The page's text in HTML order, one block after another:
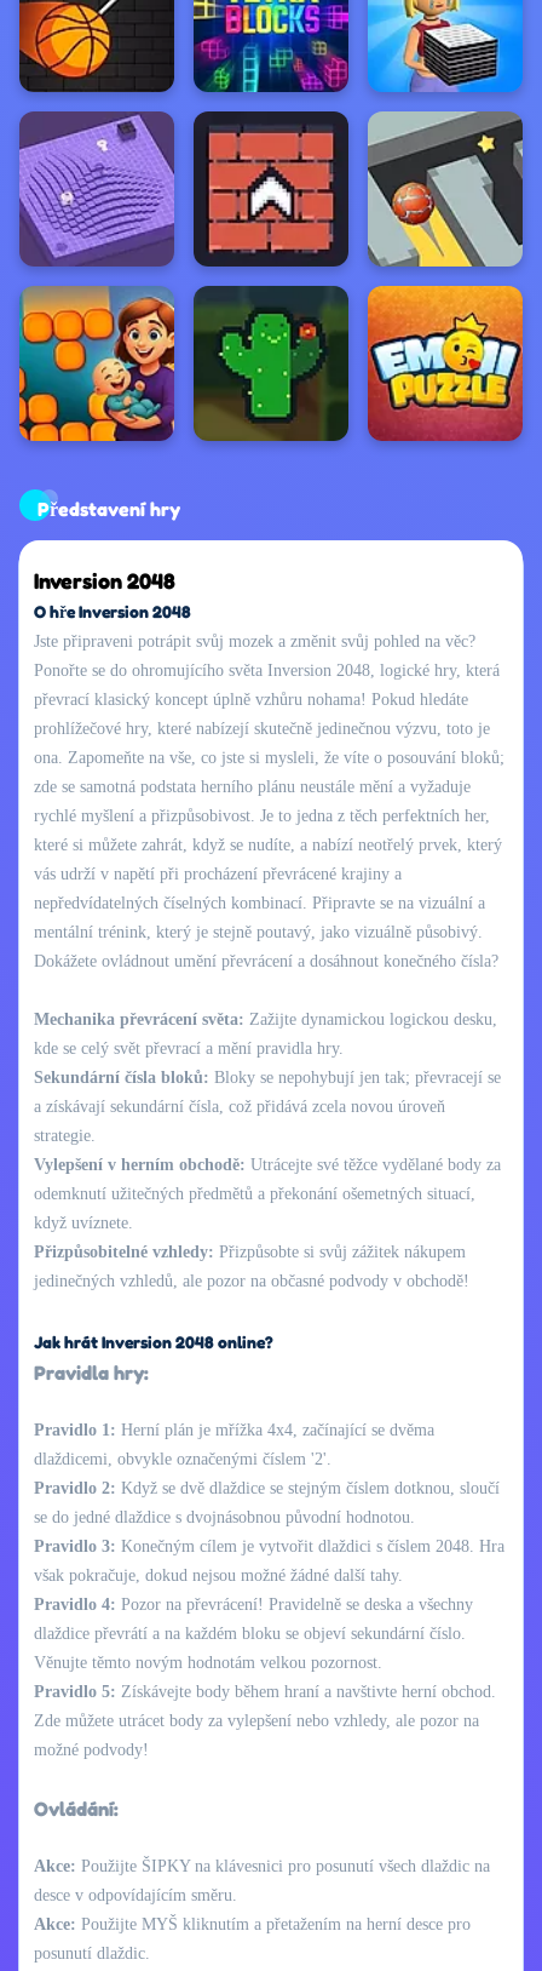
Představení hry
Inversion 2048
O hře Inversion 2048
Jste připraveni potrápit svůj mozek a změnit svůj pohled na věc?
Ponořte se do ohromujícího světa Inversion 2048, logické hry, která
převrací klasický koncept úplně vzhůru nohama! Pokud hledáte
prohlížečové hry, které nabízejí skutečně jedinečnou výzvu, toto je
ona. Zapomeňte na vše, co jste si mysleli, že víte o posouvání bloků;
zde se samotná podstata herního plánu neustále mění a vyžaduje
rychlé myšlení a přizpůsobivost. Je to jedna z těch perfektních her,
které si můžete zahrát, když se nudíte, a nabízí neotřelý prvek, který
vás udrží v napětí při procházení převrácené krajiny a
nepředvídatelných číselných kombinací. Připravte se na vizuální a
mentální trénink, který je stejně poutavý, jako vizuálně působivý.
Dokážete ovládnout umění převrácení a dosáhnout konečného čísla?
Mechanika převrácení světa: Zažijte dynamickou logickou desku,
kde se celý svět převrací a mění pravidla hry.
Sekundární čísla bloků: Bloky se nepohybují jen tak; převracejí se
a získávají sekundární čísla, což přidává zcela novou úroveň
strategie.
Vylepšení v herním obchodě: Utrácejte své těžce vydělané body za
odemknutí užitečných předmětů a překonání ošemetných situací,
když uvíznete.
Přizpůsobitelné vzhledy: Přizpůsobte si svůj zážitek nákupem
jedinečných vzhledů, ale pozor na občasné podvody v obchodě!
Jak hrát Inversion 2048 online?
Pravidla hry:
Pravidlo 1: Herní plán je mřížka 4x4, začínající se dvěma
dlaždicemi, obvykle označenými číslem '2'.
Pravidlo 2: Když se dvě dlaždice se stejným číslem dotknou, sloučí
se do jedné dlaždice s dvojnásobnou původní hodnotou.
Pravidlo 3: Konečným cílem je vytvořit dlaždici s číslem 2048. Hra
však pokračuje, dokud nejsou možné žádné další tahy.
Pravidlo 4: Pozor na převrácení! Pravidelně se deska a všechny
dlaždice převrátí a na každém bloku se objeví sekundární číslo.
Věnujte těmto novým hodnotám velkou pozornost.
Pravidlo 5: Získávejte body během hraní a navštivte herní obchod.
Zde můžete utrácet body za vylepšení nebo vzhledy, ale pozor na
možné podvody!
Ovládání:
Akce: Použijte ŠIPKY na klávesnici pro posunutí všech dlaždic na
desce v odpovídajícím směru.
Akce: Použijte MYŠ kliknutím a přetažením na herní desce pro
posunutí dlaždic.